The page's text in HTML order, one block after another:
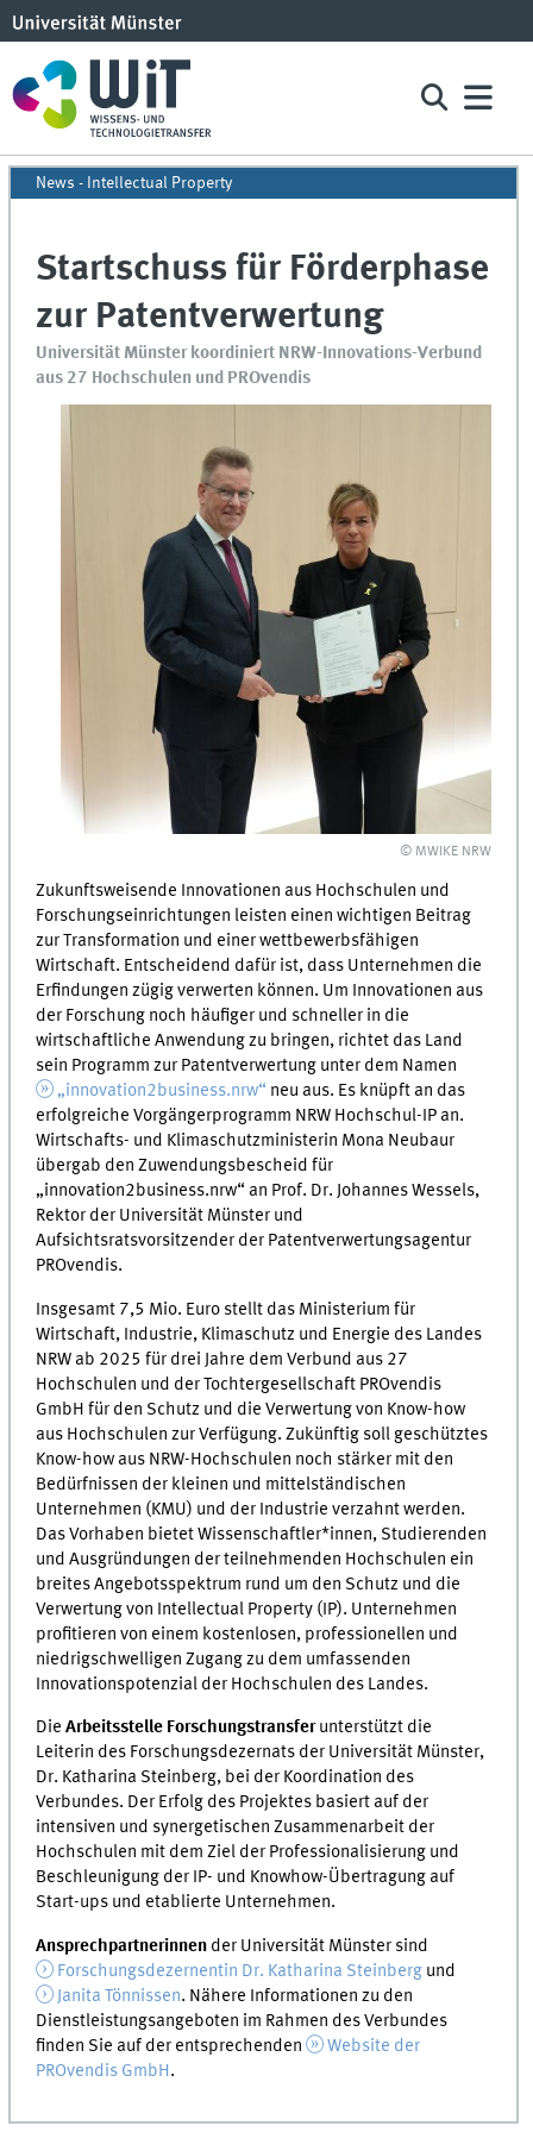
News - Intellectual Property
Startschuss für Förderphase
zur Patentverwertung
Universität Münster koordiniert NRW-Innovations-Verbund
aus 27 Hochschulen und PROvendis
© MWIKE NRW
Zukunftsweisende Innovationen aus Hochschulen und
Forschungseinrichtungen leisten einen wichtigen Beitrag
zur Transformation und einer wettbewerbsfähigen
Wirtschaft. Entscheidend dafür ist, dass Unternehmen die
Erfindungen zügig verwerten können. Um Innovationen aus
der Forschung noch häufiger und schneller in die
wirtschaftliche Anwendung zu bringen, richtet das Land
sein Programm zur Patentverwertung unter dem Namen
„innovation2business.nrw“ neu aus. Es knüpft an das
erfolgreiche Vorgängerprogramm NRW Hochschul-IP an.
Wirtschafts- und Klimaschutzministerin Mona Neubaur
übergab den Zuwendungsbescheid für
„innovation2business.nrw“ an Prof. Dr. Johannes Wessels,
Rektor der Universität Münster und
Aufsichtsratsvorsitzender der Patentverwertungsagentur
PROvendis.
Insgesamt 7,5 Mio. Euro stellt das Ministerium für
Wirtschaft, Industrie, Klimaschutz und Energie des Landes
NRW ab 2025 für drei Jahre dem Verbund aus 27
Hochschulen und der Tochtergesellschaft PROvendis
GmbH für den Schutz und die Verwertung von Know-how
aus Hochschulen zur Verfügung. Zukünftig soll geschütztes
Know-how aus NRW-Hochschulen noch stärker mit den
Bedürfnissen der kleinen und mittelständischen
Unternehmen (KMU) und der Industrie verzahnt werden.
Das Vorhaben bietet Wissenschaftler*innen, Studierenden
und Ausgründungen der teilnehmenden Hochschulen ein
breites Angebotsspektrum rund um den Schutz und die
Verwertung von Intellectual Property (IP). Unternehmen
profitieren von einem kostenlosen, professionellen und
niedrigschwelligen Zugang zu dem umfassenden
Innovationspotenzial der Hochschulen des Landes.
DieArbeitsstelle Forschungstransferunterstützt die
Leiterin des Forschungsdezernats der Universität Münster,
Dr. Katharina Steinberg, bei der Koordination des
Verbundes. Der Erfolg des Projektes basiert auf der
intensiven und synergetischen Zusammenarbeit der
Hochschulen mit dem Ziel der Professionalisierung und
Beschleunigung der IP- und Knowhow-Übertragung auf
Start-ups und etablierte Unternehmen.
Ansprechpartnerinnen der Universität Münster sind
Forschungsdezernentin Dr. Katharina Steinberg und
Janita Tönnissen. Nähere Informationen zu den
Dienstleistungsangeboten im Rahmen des Verbundes
finden Sie auf der entsprechenden
Website der
PROvendis GmbH .